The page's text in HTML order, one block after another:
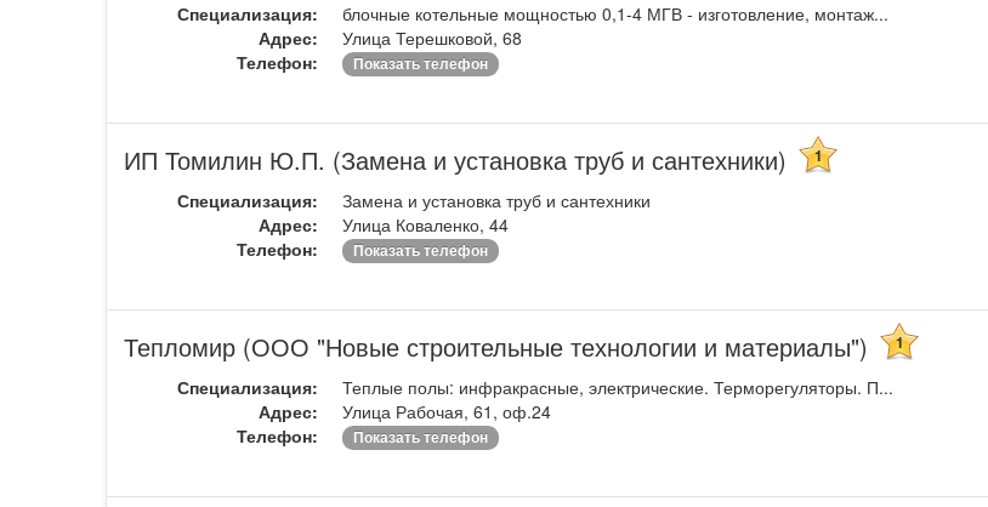
Специализация:
блочные котельные мощностью 0,1-4 МГВ - изготовление, монтаж...
Адрес:
Улица Терешковой, 68
Телефон:
Показать телефон
ИП Томилин Ю.П. (Замена и установка труб и сантехники) 1
Специализация:
Замена и установка труб и сантехники
Адрес:
Улица Коваленко, 44
Телефон:
Показать телефон
Тепломир (ООО "Новые строительные технологии и материалы") 1
Специализация:
Теплые полы: инфракрасные, электрические. Терморегуляторы. П...
Адрес:
Улица Рабочая, 61, оф.24
Телефон:
Показать телефон